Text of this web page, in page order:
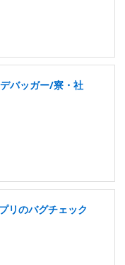
バッガー/寮・社
リのバグチェック